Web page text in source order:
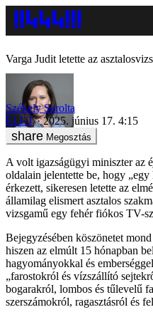
Varga Judit letette az
Székely Sarolta
ÉLET
2025. június 17. 4:15
Megosztás
A volt igazságügyi miniszter az
oldalain jelentette be, hogy
érkezett, sikeresen letette az
államilag elismert asztalos
vizsgamű egy fehér fiókos TV-
Bejegyzésében köszönetet
hiszen az elmúlt 15 hónapban
hagyományokkal és
„farostokról és vízszállító
bogarakról, lombos és tűlevelű
szerszámokról, ragasztásról és